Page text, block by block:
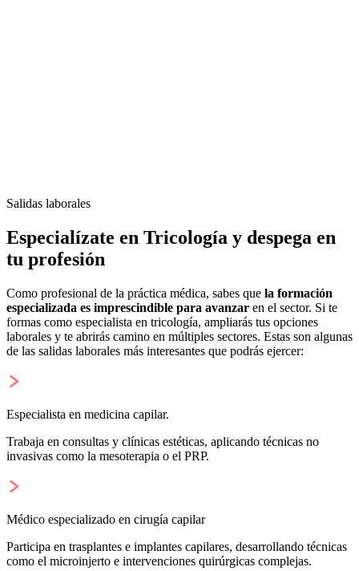
Salidas laborales
Especialízate en Tricología y despega en
tu profesión
Como profesional de la práctica médica, sabes que la formación
especializada es imprescindible para avanzar en el sector. Si te
formas como especialista en tricología, ampliarás tus opciones
laborales y te abrirás camino en múltiples sectores. Estas son algunas
de las salidas laborales más interesantes que podrás ejercer:
Especialista en medicina capilar.
Trabaja en consultas y clínicas estéticas, aplicando técnicas no
invasivas como la mesoterapia o el PRP.
Médico especializado en cirugía capilar
Participa en trasplantes e implantes capilares, desarrollando técnicas
como el microinjerto e intervenciones quirúrgicas complejas.